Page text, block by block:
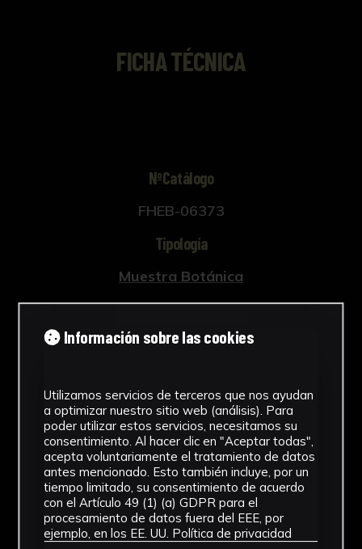
FICHA TÉCNICA
NºCatálogo
FHEB-06373
Tipología
Muestra Botánica
Cronología
SF
Fondo Herbario
Inscripciones
U-059
Género
Leptospermum
Información sobre las cookies
Utilizamos servicios de terceros que nos ayudan
a optimizar nuestro sitio web (análisis). Para
poder utilizar estos servicios, necesitamos su
consentimiento. Al hacer clic en "Aceptar todas",
acepta voluntariamente el tratamiento de datos
antes mencionado. Esto también incluye, por un
tiempo limitado, su consentimiento de acuerdo
con el Artículo 49 (1) (a) GDPR para el
procesamiento de datos fuera del EEE, por
ejemplo, en los EE. UU. Política de privacidad